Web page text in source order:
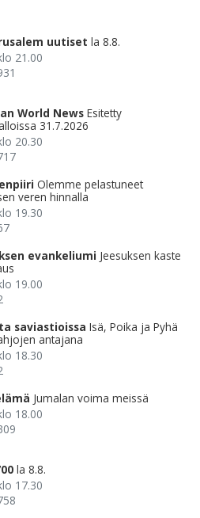
uutiset la 8.8.
21.00
World News Esitetty
31.7.2026
20.30
Olemme pelastuneet
veren hinnalla
19.30
evankeliumi Jeesuksen kaste
19.00
saviastioissa Isä, Poika ja Pyhä
antajana
18.30
Jumalan voima meissä
18.00
la 8.8.
17.30